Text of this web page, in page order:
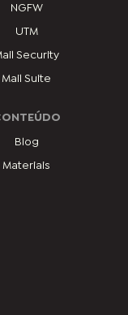
NGFW
UTM
Security
Mail Suite
Blog
Materiais